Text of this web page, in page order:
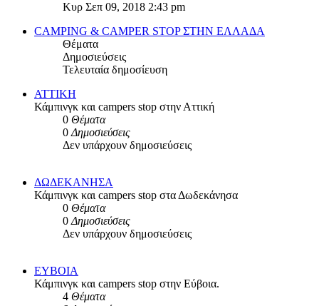
της
τελευταίας
δημοσίευσης
Κυρ Σεπ 09, 2018 2:43 pm
CAMPING & CAMPER STOP ΣΤΗN ΕΛΛΑΔΑ
Θέματα
Δημοσιεύσεις
Τελευταία δημοσίευση
ΑΤΤΙΚΗ
Κάμπινγκ και campers stop στην Αττική
0 Θέματα
0Δημοσιεύσεις
Δεν υπάρχουν δημοσιεύσεις
ΔΩΔΕΚΑΝΗΣΑ
Κάμπινγκ και campers stop στα Δωδεκάνησα
0 Θέματα
0Δημοσιεύσεις
Δεν υπάρχουν δημοσιεύσεις
ΕΥΒΟΙΑ
Κάμπινγκ και campers stop στην Εύβοια.
4 Θέματα